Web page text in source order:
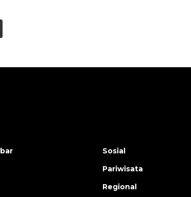
Sosial
Pariwisata
Regional